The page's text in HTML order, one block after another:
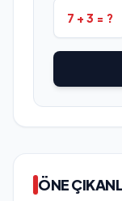
7 + 3 = ?
ÖNE